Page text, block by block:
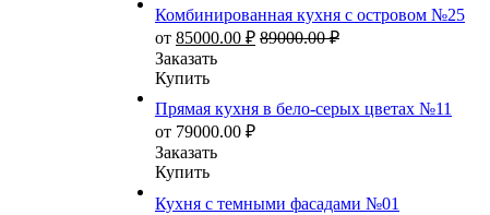
Комбинированная кухня с островом №25
от 85000.00 ₽ 89000.00₽
Заказать
Купить
Прямая кухня в бело-серых цветах №11
от 79000.00 ₽
Заказать
Купить
Кухня с темными фасадами №01